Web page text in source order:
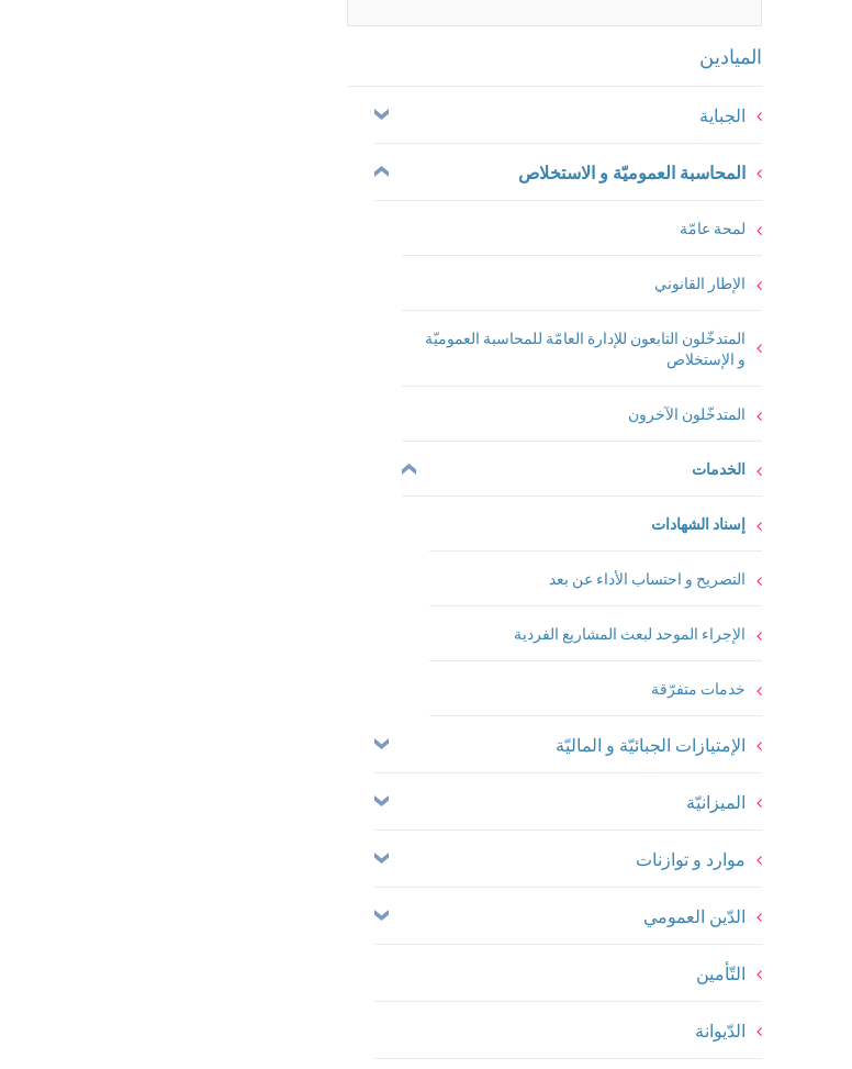
Principale
الميادين
الجباية
المحاسبة العموميّة و الاستخلاص
لمحة عامّة
الإطار القانوني
المتدخّلون التابعون للإدارة العامّة للمحاسبة العموميّة
و الإستخلاص
المتدخّلون الآخرون
الخدمات
إسناد الشهادات
التصريح و احتساب الأداء عن بعد
الإجراء الموحد لبعث المشاريع الفردية
خدمات متفرّقة
الإمتيازات الجبائيّة و الماليّة
الميزانيّة
موارد و توازنات
الدّين العمومي
التّأمين
الدّيوانة